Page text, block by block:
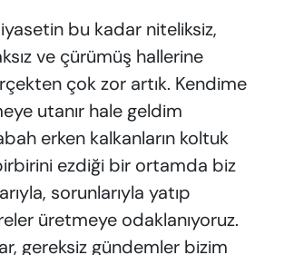
bu kadar niteliksiz,
ve çürümüş hallerine
çok zor artık. Kendime
utanır hale geldim
erken kalkanların koltuk
ezdiği bir ortamda biz
sorunlarıyla yatıp
üretmeye odaklanıyoruz.
gereksiz gündemler bizim